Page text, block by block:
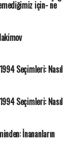
için- ne
Seçimleri: Nasıl
Seçimleri: Nasıl
İnananların